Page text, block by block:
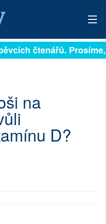
čtenářů. Prosíme,
na
D?